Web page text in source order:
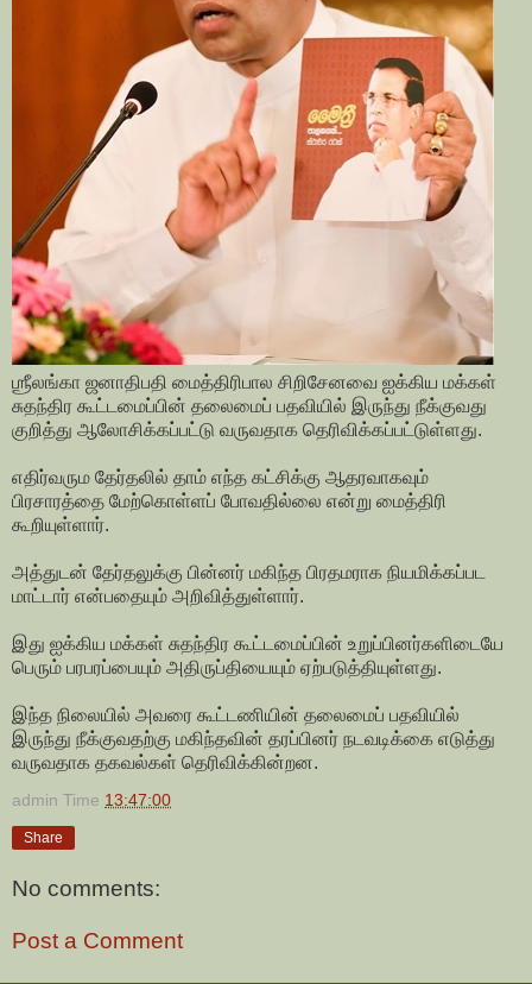
ஶ்ரீலங்கா ஜனாதிபதி மைத்திரிபால சிறிசேனவை ஐக்கிய மக்கள்
சுதந்திர கூட்டமைப்பின் தலைமைப் பதவியில் இருந்து நீக்குவது
குறித்து ஆலோசிக்கப்பட்டு வருவதாக தெரிவிக்கப்பட்டுள்ளது.
எதிர்வரும தேர்தலில் தாம் எந்த கட்சிக்கு ஆதரவாகவும்
பிரசாரத்தை மேற்கொள்ளப் போவதில்லை என்று மைத்திரி
கூறியுள்ளார்.
அத்துடன் தேர்தலுக்கு பின்னர் மகிந்த பிரதமராக நியமிக்கப்பட
மாட்டார் என்பதையும் அறிவித்துள்ளார்.
இது ஐக்கிய மக்கள் சுதந்திர கூட்டமைப்பின் உறுப்பினர்களிடையே
பெரும் பரபரப்பையும் அதிருப்தியையும் ஏற்படுத்தியுள்ளது.
இந்த நிலையில் அவரை கூட்டணியின் தலைமைப் பதவியில்
இருந்து நீக்குவதற்கு மகிந்தவின் தரப்பினர் நடவடிக்கை எடுத்து
வருவதாக தகவல்கள் தெரிவிக்கின்றன.
admin Time 13:47:00
Share
No comments:
Post a Comment